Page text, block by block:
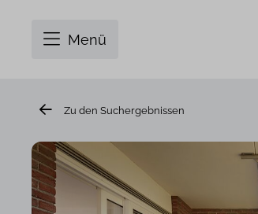
Menü
Zu den Suchergebnissen